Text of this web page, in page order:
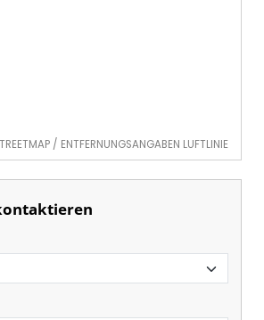
/ ENTFERNUNGSANGABEN LUFTLINIE